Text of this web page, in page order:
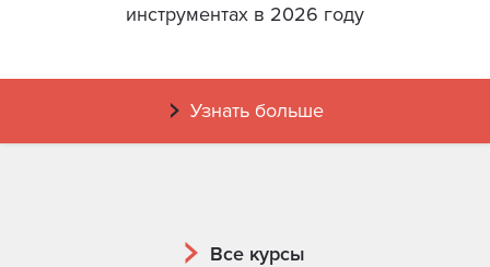
инструментах в 2026 году
Узнать больше
Все курсы